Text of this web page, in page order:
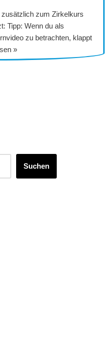
zum Zirkelkurs
Tipp: Wenn du als
zu betrachten, klappt
»
Suchen